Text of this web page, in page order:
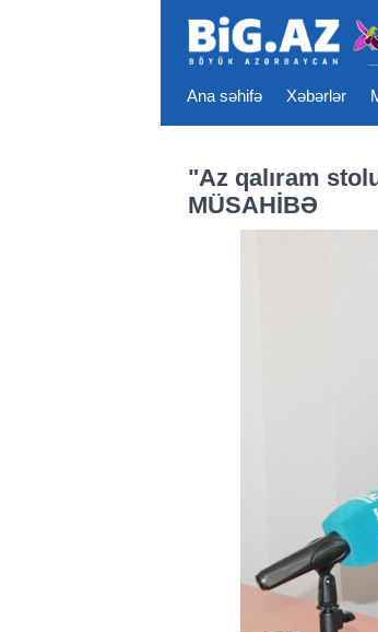
Ana səhifə Xəbərlər
"Az qalıram
MÜSAHİBƏ